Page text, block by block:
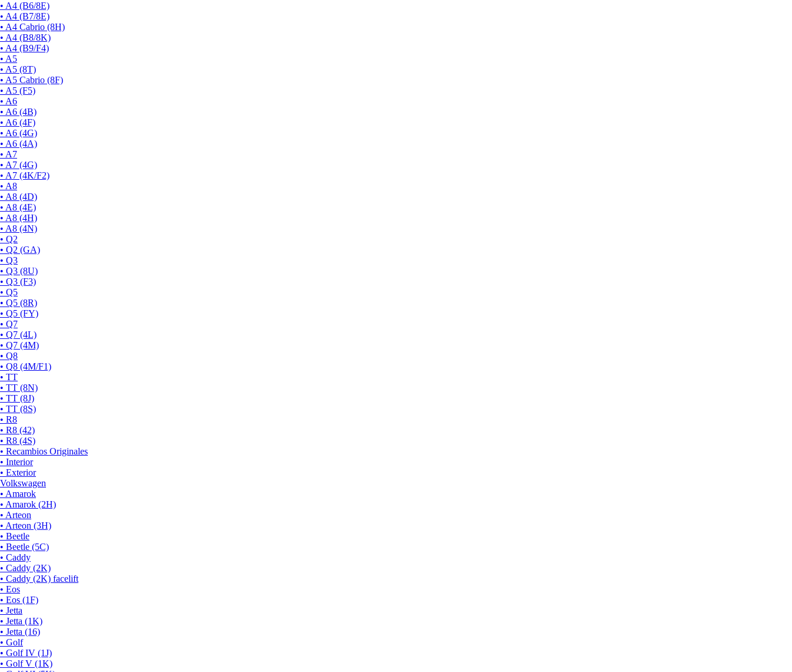
• A4 (B6/8E)
• A4 (B7/8E)
• A4 Cabrio (8H)
• A4 (B8/8K)
• A4 (B9/F4)
• A5
• A5 (8T)
• A5 Cabrio (8F)
• A5 (F5)
• A6
• A6 (4B)
• A6 (4F)
• A6 (4G)
• A6 (4A)
• A7
• A7 (4G)
• A7 (4K/F2)
• A8
• A8 (4D)
• A8 (4E)
• A8 (4H)
• A8 (4N)
• Q2
• Q2 (GA)
• Q3
• Q3 (8U)
• Q3 (F3)
• Q5
• Q5 (8R)
• Q5 (FY)
• Q7
• Q7 (4L)
• Q7 (4M)
• Q8
• Q8 (4M/F1)
• TT
• TT (8N)
• TT (8J)
• TT (8S)
• R8
• R8 (42)
• R8 (4S)
• Recambios Originales
• Interior
• Exterior
Volkswagen
• Amarok
• Amarok (2H)
• Arteon
• Arteon (3H)
• Beetle
• Beetle (5C)
• Caddy
• Caddy (2K)
• Caddy (2K) facelift
• Eos
• Eos (1F)
• Jetta
• Jetta (1K)
• Jetta (16)
• Golf
• Golf IV (1J)
• Golf V (1K)